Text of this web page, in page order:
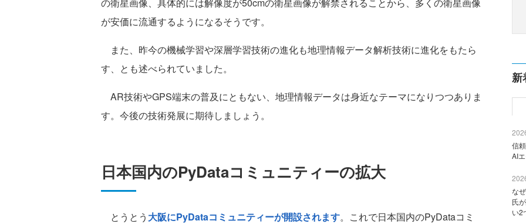
が安価に流通するようになるそうです。
また、昨今の機械学習や深層学習技術の進化も地理情報データ解析技術に進化をもたら
す、とも述べられていました。
AR技術やGPS端末の普及にともない、地理情報データは身近なテーマになりつつありま
す。今後の技術発展に期待しましょう。
日本国内のPyDataコミュニティーの拡大
とうとう 大阪にPyDataコミュニティーが開設されます。これで日本国内のPyDataコミ
新
信
AI
な
氏
い2